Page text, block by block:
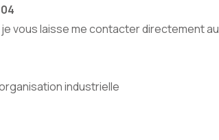
je vous laisse me contacter directement au
industrielle